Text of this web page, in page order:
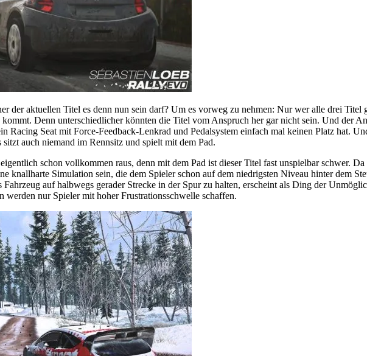
der aktuellen Titel es denn nun sein darf? Um es vorweg zu nehmen: Nur wer alle drei Titel
Denn unterschiedlicher könnten die Titel vom Anspruch her gar nicht sein. Und der
Racing Seat mit Force-Feedback-Lenkrad und Pedalsystem einfach mal keinen Platz hat.
auch niemand im Rennsitz und spielt mit dem Pad.
eigentlich schon vollkommen raus, denn mit dem Pad ist dieser Titel fast unspielbar schwer.
knallharte Simulation sein, die dem Spieler schon auf dem niedrigsten Niveau hinter dem
auf halbwegs gerader Strecke in der Spur zu halten, erscheint als Ding der
werden nur Spieler mit hoher Frustrationsschwelle schaffen.